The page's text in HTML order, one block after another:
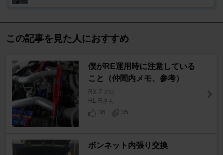
この記事を見た人におすすめ
僕がRE運用時に注意している
こと（仲間内メモ、参考）
RX-7 [FD]
HL-Rさん
36
35
ボンネット内張り交換